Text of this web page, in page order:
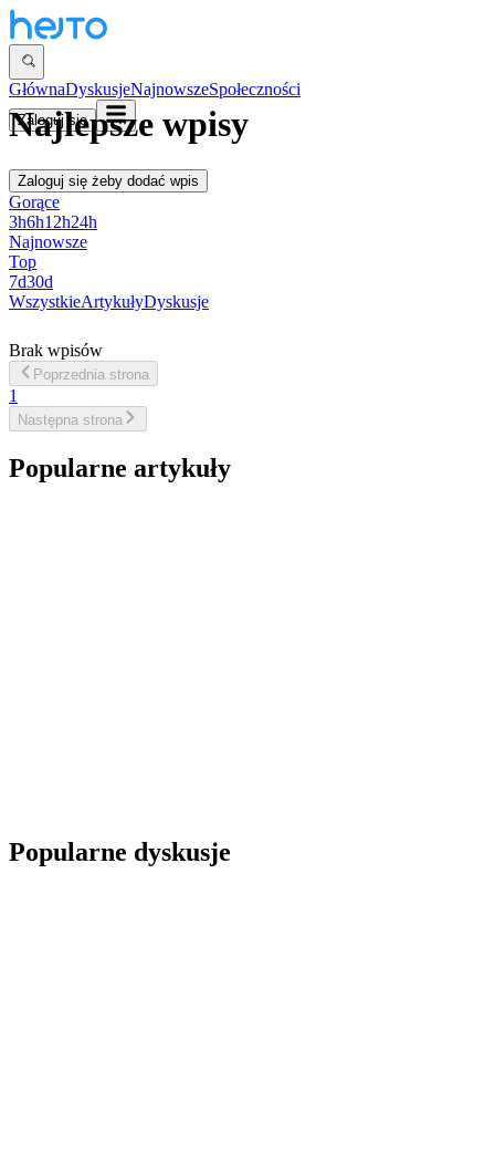
GłównaDyskusjeNajnowszeSpołeczności
Zaloguj się
Najlepsze wpisy
Zaloguj się żeby dodać wpis
Gorące
3h6h12h24h
Najnowsze
Top
7d30d
WszystkieArtykułyDyskusje
Brak wpisów
Poprzednia strona
1
Następna strona
Popularne artykuły
Popularne dyskusje